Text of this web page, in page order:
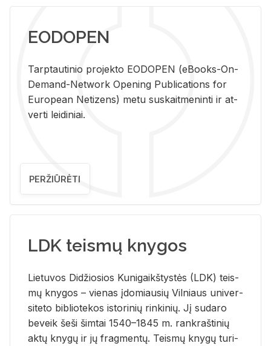
EODOPEN
Tarp­tau­ti­nio pro­jek­to EO­DO­PEN (eBo­oks-On-
De­mand-Ne­twork Ope­ning Pub­li­ca­tions for
Eu­ro­pe­an Ne­ti­zens) metu su­skait­me­nin­ti ir at­
ver­ti lei­di­niai.
PERŽIŪRĖTI
LDK teismų knygos
Lie­tu­vos Di­džio­sios Ku­ni­gaikš­tys­tės (LDK) teis­
mų kny­gos – vie­nas įdo­miau­sių Vil­niaus uni­ver­
si­te­to bi­b­lio­te­kos is­to­ri­nių rin­ki­nių. Jį su­da­ro
be­veik šeši šim­tai 1540–1845 m. rank­raš­ti­nių
aktų kny­gų ir jų frag­men­tų. Teis­mų kny­gų tu­ri­